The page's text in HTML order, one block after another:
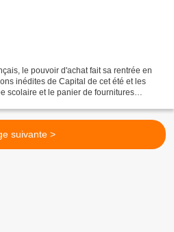
le pouvoir d'achat fait sa rentrée en
inédites de Capital de cet été et les
scolaire et le panier de fournitures
suivante >